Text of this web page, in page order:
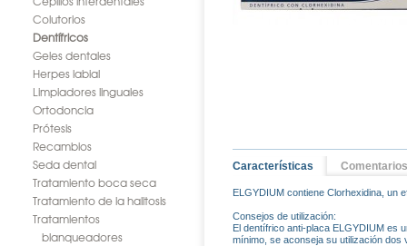
Colutorios
Dentífricos
Geles dentales
Herpes labial
Limpiadores linguales
Ortodoncia
Prótesis
Recambios
Seda dental
Tratamiento boca seca
Tratamiento de la halitosis
Tratamientos
blanqueadores
Características Comentarios
ELGYDIUM contiene Clorhexidina, un
Consejos de utilización:
El dentífrico anti-placa ELGYDIUM es
mínimo, se aconseja su utilización dos